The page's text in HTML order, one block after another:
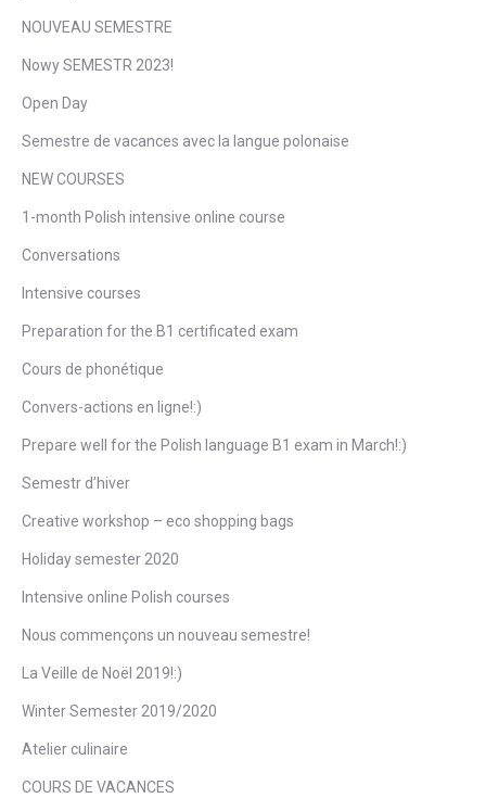
NOUVEAU SEMESTRE
Nowy SEMESTR 2023!
Open Day
Semestre de vacances avec la langue polonaise
NEW COURSES
1-month Polish intensive online course
Conversations
Intensive courses
Preparation for the B1 certificated exam
Cours de phonétique
Convers-actions en ligne!:)
Prepare well for the Polish language B1 exam in March!:)
Semestr d’hiver
Creative workshop – eco shopping bags
Holiday semester 2020
Intensive online Polish courses
Nous commençons un nouveau semestre!
La Veille de Noël 2019!:)
Winter Semester 2019/2020
Atelier culinaire
COURS DE VACANCES